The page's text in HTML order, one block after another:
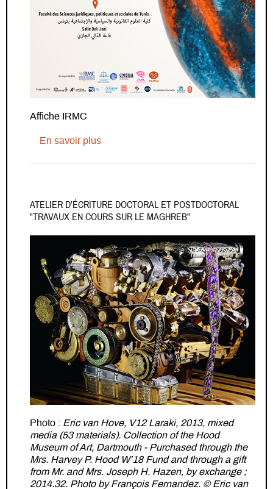
Affiche IRMC
En savoir plussur Colloque international -
ATELIER D’ÉCRITURE DOCTORAL ET POSTDOCTORAL
"TRAVAUX EN COURS SUR LE MAGHREB"
Photo : Eric van Hove, V12 Laraki, 2013, mixed
media (53 materials). Collection of the Hood
Museum of Art, Dartmouth - Purchased through the
Mrs. Harvey P. Hood W’18 Fund and through a gift
from Mr. and Mrs. Joseph H. Hazen, by exchange ;
2014.32. Photo by François Fernandez. © Eric van